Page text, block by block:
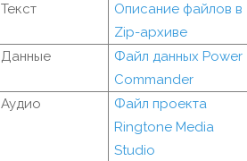
Текст
Описание файлов в
Zip-архиве
Данные
Файл данных Power
Commander
Аудио
Файл проекта
Ringtone Media
Studio